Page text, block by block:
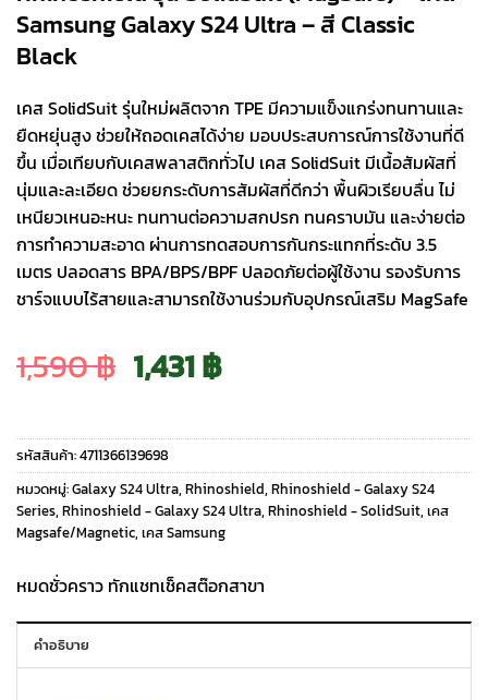
Samsung Galaxy S24 Ultra – สี Classic
Black
เคส SolidSuit รุ่นใหม่ผลิตจาก TPE มีความแข็งแกร่งทนทานและ
ยืดหยุ่นสูง ช่วยให้ถอดเคสได้ง่าย มอบประสบการณ์การใช้งานที่ดี
ขึ้น เมื่อเทียบกับเคสพลาสติกทั่วไป เคส SolidSuit มีเนื้อสัมผัสที่
นุ่มและละเอียด ช่วยยกระดับการสัมผัสที่ดีกว่า พื้นผิวเรียบลื่น ไม่
เหนียวเหนอะหนะ ทนทานต่อความสกปรก ทนคราบมัน และง่ายต่อ
การทำความสะอาด ผ่านการทดสอบการกันกระแทกที่ระดับ 3.5
เมตร ปลอดสาร BPA/BPS/BPF ปลอดภัยต่อผู้ใช้งาน รองรับการ
ชาร์จแบบไร้สายและสามารถใช้งานร่วมกับอุปกรณ์เสริม MagSafe
1,590฿ Original
price
was:
1,590 ฿.
1,431฿Current
price
is:
1,431 ฿.
รหัสสินค้า:4711366139698
หมวดหมู่:Galaxy S24 Ultra, Rhinoshield, Rhinoshield - Galaxy S24
Series, Rhinoshield - Galaxy S24 Ultra, Rhinoshield - SolidSuit, เคส
Magsafe/Magnetic, เคส Samsung
หมดชั่วคราว ทักแชทเช็คสต๊อกสาขา
คำอธิบาย